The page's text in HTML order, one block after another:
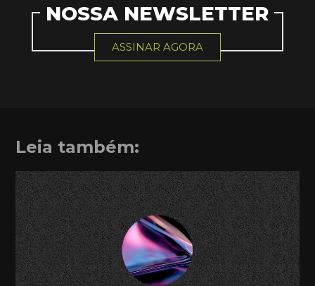
NOSSA NEWSLETTER
ASSINAR AGORA
Leia também: